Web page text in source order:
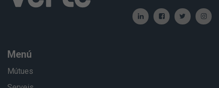
Menú
Mútues